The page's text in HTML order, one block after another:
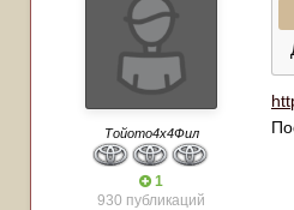
Тойото4х4Фил
1
930 публикаций